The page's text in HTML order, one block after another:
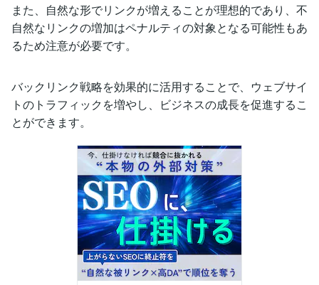
また、自然な形でリンクが増えることが理想的であり、不
自然なリンクの増加はペナルティの対象となる可能性もあ
るため注意が必要です。
バックリンク戦略を効果的に活用することで、ウェブサイ
トのトラフィックを増やし、ビジネスの成長を促進するこ
とができます。